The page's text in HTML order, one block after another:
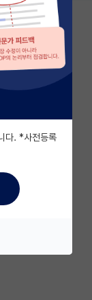
다.
다. *사전등록